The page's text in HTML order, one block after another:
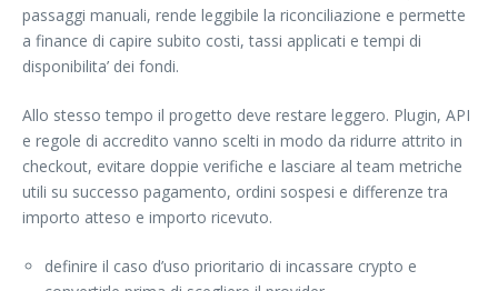
passaggi manuali, rende leggibile la riconciliazione e permette
a finance di capire subito costi, tassi applicati e tempi di
disponibilita’ dei fondi.
Allo stesso tempo il progetto deve restare leggero. Plugin, API
e regole di accredito vanno scelti in modo da ridurre attrito in
checkout, evitare doppie verifiche e lasciare al team metriche
utili su successo pagamento, ordini sospesi e differenze tra
importo atteso e importo ricevuto.
definire il caso d’uso prioritario di incassare crypto e